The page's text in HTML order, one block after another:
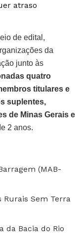
atraso
de edital,
da
junto às
quatro
titulares e
suplentes,
de Minas Gerais e
2 anos.
(MAB-
Rurais Sem Terra
da Bacia do Rio